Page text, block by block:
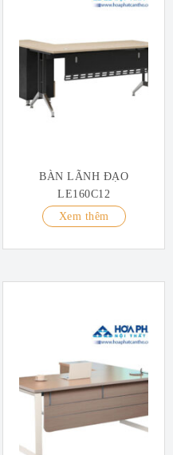
BÀN LÃNH ĐẠO
LE160C12
Xem thêm